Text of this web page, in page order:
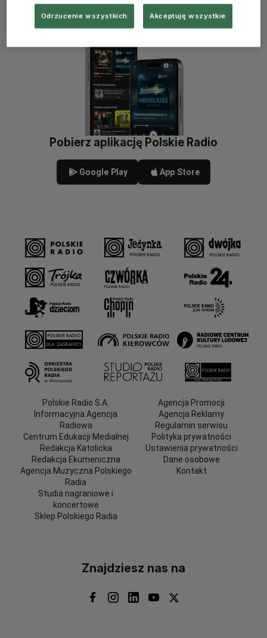
Pobierz aplikację Polskie Radio
Google Play App Store
Polskie Radio S.A.
Informacyjna Agencja
Radiowa
Centrum Edukacji Medialnej
Redakcja Katolicka
Redakcja Ekumeniczna
Agencja Muzyczna Polskiego
Radia
Studia nagraniowe i
koncertowe
Sklep Polskiego Radia
Agencja Promocji
Agencja Reklamy
Regulamin serwisu
Polityka prywatności
Ustawienia prywatności
Dane osobowe
Kontakt
Znajdziesz nas na
Odrzucenie wszystkich Akceptuję wszystkie